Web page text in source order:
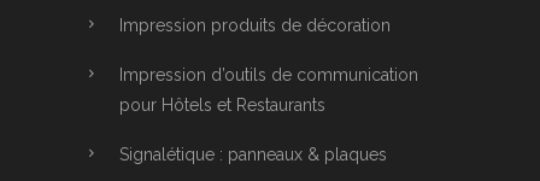
Impression produits de décoration
Impression d’outils de communication
pour Hôtels et Restaurants
Signalétique : panneaux & plaques